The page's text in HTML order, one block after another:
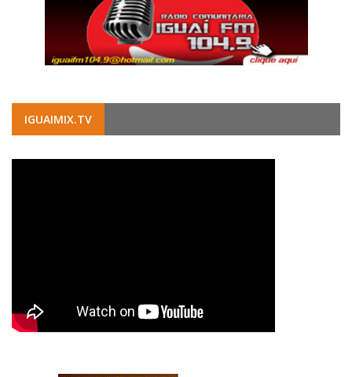
IGUAIMIX.TV